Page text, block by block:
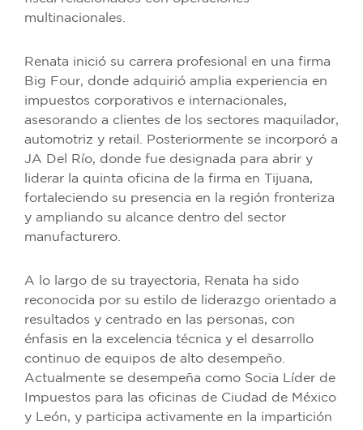
multinacionales.
Renata inició su carrera profesional en una firma
Big Four, donde adquirió amplia experiencia en
impuestos corporativos e internacionales,
asesorando a clientes de los sectores maquilador,
automotriz y retail. Posteriormente se incorporó a
JA Del Río, donde fue designada para abrir y
liderar la quinta oficina de la firma en Tijuana,
fortaleciendo su presencia en la región fronteriza
y ampliando su alcance dentro del sector
manufacturero.
A lo largo de su trayectoria, Renata ha sido
reconocida por su estilo de liderazgo orientado a
resultados y centrado en las personas, con
énfasis en la excelencia técnica y el desarrollo
continuo de equipos de alto desempeño.
Actualmente se desempeña como Socia Líder de
Impuestos para las oficinas de Ciudad de México
y León, y participa activamente en la impartición